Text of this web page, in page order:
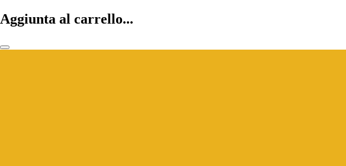
Aggiunta al carrello...